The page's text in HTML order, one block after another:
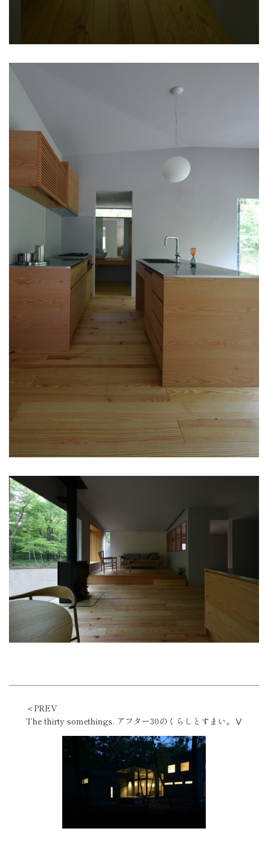
＜PREV
The thirty somethings. アフター30のくらしとすまい。Ⅴ